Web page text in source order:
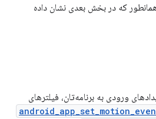
که در بخش بعدی نشان داده
ورودی به برنامه‌تان، فیلترهای